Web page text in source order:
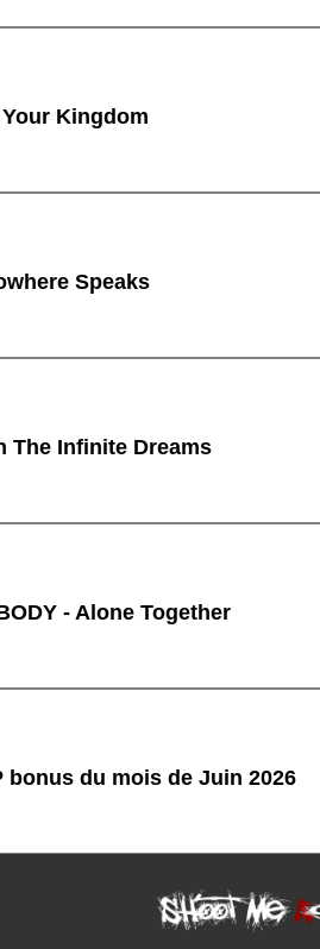
Kingdom
Speaks
The Infinite Dreams
- Alone Together
bonus du mois de Juin 2026